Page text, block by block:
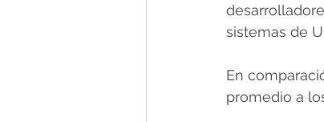
sistemas de
En
promedio a